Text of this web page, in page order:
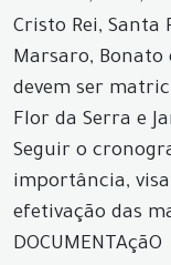
Cristo Rei, Santa
Marsaro, Bonato
devem ser
Flor da Serra e
Seguir o
importância,
efetivação das
DOCUMENTAçãO